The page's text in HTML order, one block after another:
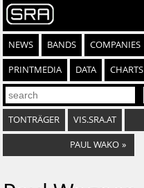
NEWS BANDS COMPANIES
PRINTMEDIA DATA CHARTS
TONTRÄGER VIS.SRA.AT
PAUL WAKO »